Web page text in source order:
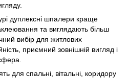
дуплексні шпалери краще
та виглядають більш
вибір для житлових
приємний зовнішній вигляд і
для спальні, вітальні, коридору